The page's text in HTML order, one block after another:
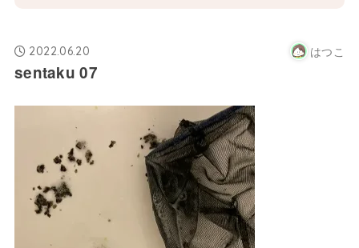
2022.06.20 はつこ
sentaku 07